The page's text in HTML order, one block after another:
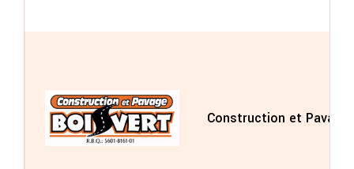
Construction et Pavage